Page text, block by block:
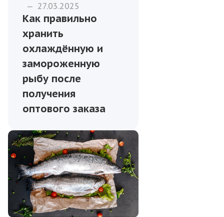
— 27.03.2025
Как правильно
хранить
охлаждённую и
замороженную
рыбу после
получения
оптового заказа